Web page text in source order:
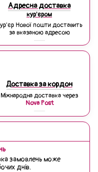
Адресна доставка
кур'єром
Нової пошти доставить
за вказаною адресою
Доставка за кордон
Міжнародна доставка через
Nova Post
замовлень може
днів.